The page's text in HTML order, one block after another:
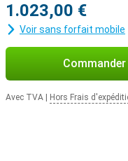
1.023,00 €
Voir sans forfait mobile
Avec TVA Hors Frais